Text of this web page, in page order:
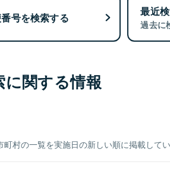
号を検索する 最近
過去に
に関する情報
村の一覧を実施日の新しい順に掲載してい